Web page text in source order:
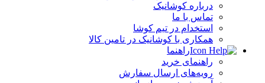
درباره کوشانیک
تماس با ما
استخدام در تیم کوشا
همکاری با کوشانیک در تامین کالا
راهنما
راهنمای خرید
رویه‌های ارسال سفارش